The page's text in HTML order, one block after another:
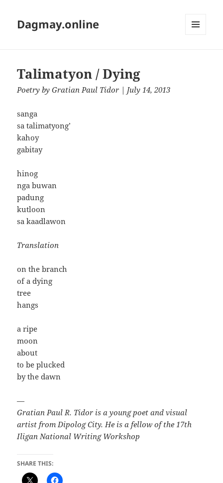
Dagmay.online
Talimatyon / Dying
Poetry byGratian Paul Tidor | July 14, 2013
sanga
sa talimatyong’
kahoy
gabitay
hinog
nga buwan
padung
kutloon
sa kaadlawon
Translation
on the branch
of a dying
tree
hangs
a ripe
moon
about
to be plucked
by the dawn
—
Gratian Paul R. Tidor is a young poet and visual
artist from Dipolog City. He is a fellow of the 17th
Iligan National Writing Workshop
SHARE THIS: